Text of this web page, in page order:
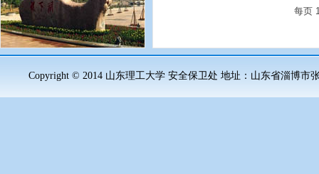
每页
Copyright © 2014 山东理工大学 安全保卫处地址：山东省淄博市